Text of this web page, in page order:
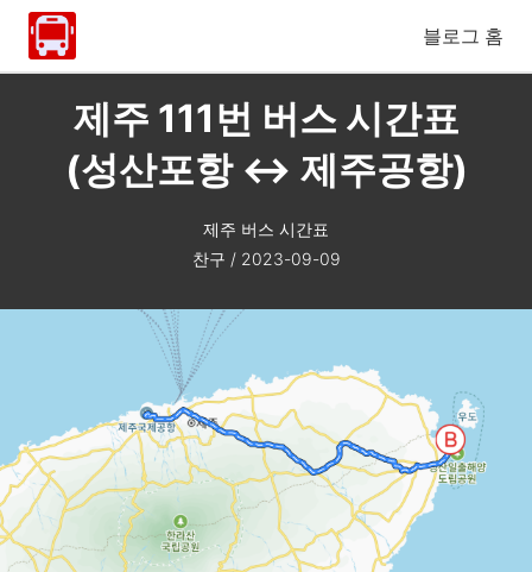
블로그 홈
제주 111번 버스 시간표
(성산포항 ↔ 제주공항)
제주 버스 시간표
찬구 / 2023-09-09